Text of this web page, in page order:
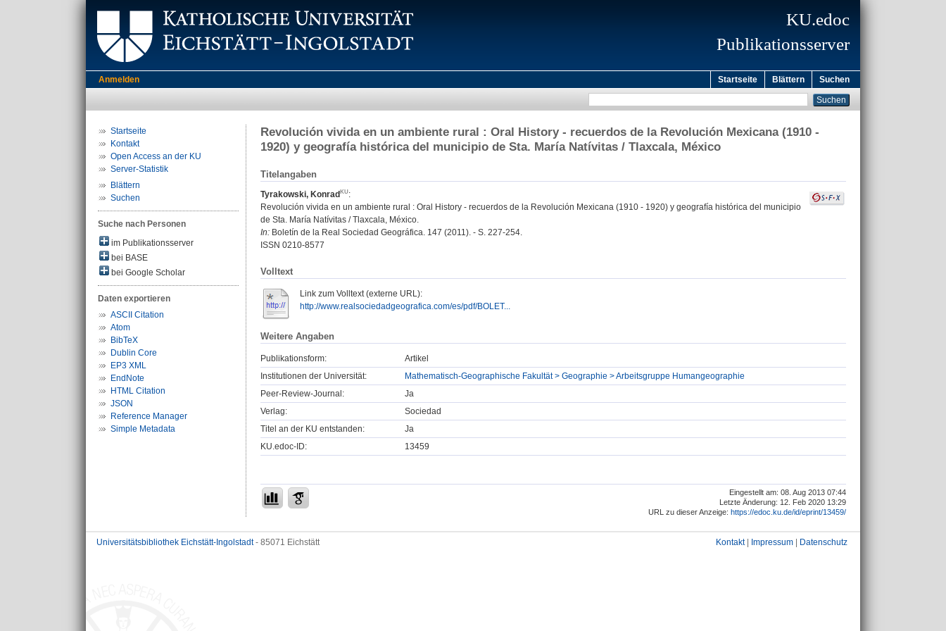
KU.edoc
Publikationsserver
Anmelden Startseite Blättern Suchen
Startseite
Kontakt
Open Access an der KU
Server-Statistik
Blättern
Suchen
Suche nach Personen
im Publikationsserver
bei BASE
bei Google Scholar
Daten exportieren
ASCII Citation
Atom
BibTeX
Dublin Core
EP3 XML
EndNote
HTML Citation
JSON
Reference Manager
Simple Metadata
Revolución vivida en un ambiente rural : Oral History - recuerdos de la Revolución Mexicana (1910 -
1920) y geografía histórica del municipio de Sta. María Natívitas / Tlaxcala, México
Titelangaben
Tyrakowski, Konrad
:
Revolución vivida en un ambiente rural : Oral History - recuerdos de la Revolución Mexicana (1910 - 1920) y geografía histórica del municipio
de Sta. María Natívitas / Tlaxcala, México.
In: Boletín de la Real Sociedad Geográfica. 147 (2011). - S. 227-254.
ISSN 0210-8577
Volltext
Link zum Volltext (externe URL):
http://www.realsociedadgeografica.com/es/pdf/BOLET...
Weitere Angaben
Publikationsform:
Artikel
Institutionen der Universität:
Mathematisch-Geographische Fakultät > Geographie > Arbeitsgruppe Humangeographie
Peer-Review-Journal:
Ja
Verlag:
Sociedad
Titel an der KU entstanden:
Ja
KU.edoc-ID:
13459
Eingestellt am: 08. Aug 2013 07:44
Letzte Änderung: 12. Feb 2020 13:29
URL zu dieser Anzeige: https://edoc.ku.de/id/eprint/13459/
Universitätsbibliothek Eichstätt-Ingolstadt- 85071 Eichstätt Kontakt| Impressum Datenschutz